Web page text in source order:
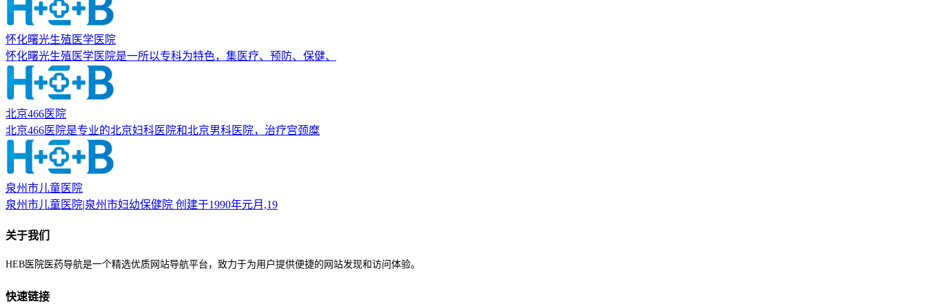
怀化曙光生殖医学医院
怀化曙光生殖医学医院是一所以专科为特色，集医疗、预防、保健、
北京466医院
北京466医院是专业的北京妇科医院和北京男科医院，治疗宫颈糜
泉州市儿童医院
泉州市儿童医院|泉州市妇幼保健院 创建于1990年元月,19
关于我们
HEB医院医药导航是一个精选优质网站导航平台，致力于为用户提供便捷的网站发现和访问体验。
快速链接